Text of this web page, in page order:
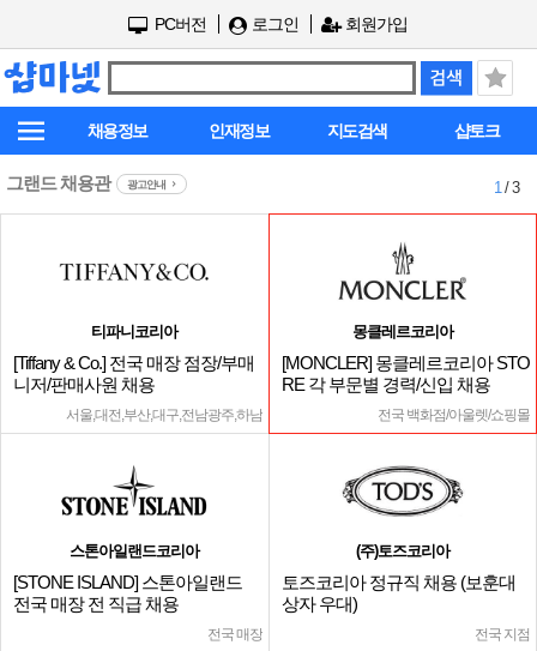
PC버전 로그인 회원가입
채용정보 인재정보 지도검색 샵토크
그랜드 채용관 광고안내 1/ 3
티파니코리아
[Tiffany & Co.] 전국 매장 점장/부매
니저/판매사원 채용
서울,대전,부산,대구,전남광주,하남
몽클레르코리아
[MONCLER] 몽클레르코리아 STO
RE 각 부문별 경력/신입 채용
전국 백화점/아울렛/쇼핑몰
스톤아일랜드코리아
[STONE ISLAND] 스톤아일랜드
전국 매장 전 직급 채용
전국 매장
(주)토즈코리아
토즈코리아 정규직 채용 (보훈대
상자 우대)
전국 지점